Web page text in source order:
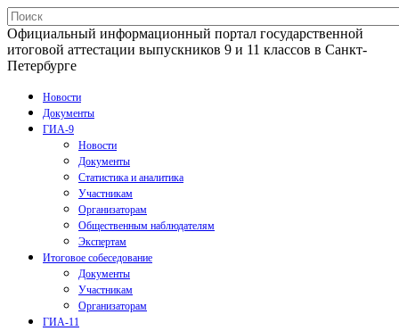
Официальный информационный портал государственной
итоговой аттестации выпускников 9 и 11 классов в Санкт-
Петербурге
Новости
Документы
ГИА-9
Новости
Документы
Статистика и аналитика
Участникам
Организаторам
Общественным наблюдателям
Экспертам
Итоговое собеседование
Документы
Участникам
Организаторам
ГИА-11